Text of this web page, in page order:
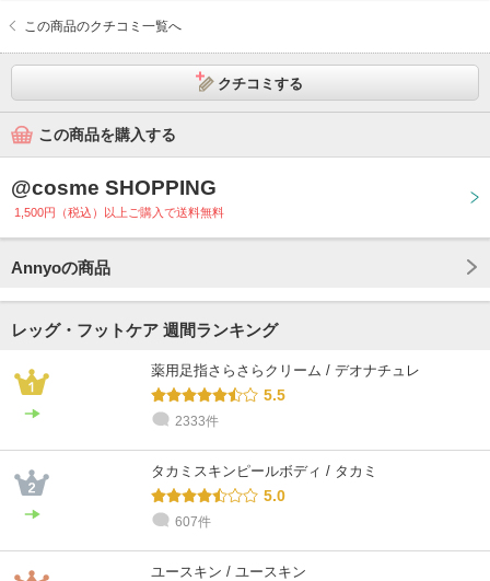
この商品のクチコミ一覧へ
クチコミする
この商品を購入する
@cosme SHOPPING
1,500円（税込）以上ご購入で送料無料
Annyoの商品
レッグ・フットケア 週間ランキング
薬用足指さらさらクリーム / デオナチュレ
5.5
2333件
タカミスキンピールボディ / タカミ
5.0
607件
ユースキン / ユースキン